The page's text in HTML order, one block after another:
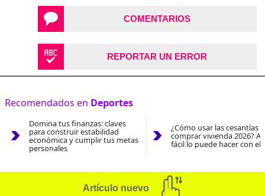
COMENTARIOS
REPORTAR UN ERROR
Recomendados en Deportes
Domina tus finanzas: claves
para construir estabilidad
económica y cumplir tus metas
personales
¿Cómo usar las cesantías
comprar vivienda 2026?
fácil lo puede hacer con el
Artículo nuevo